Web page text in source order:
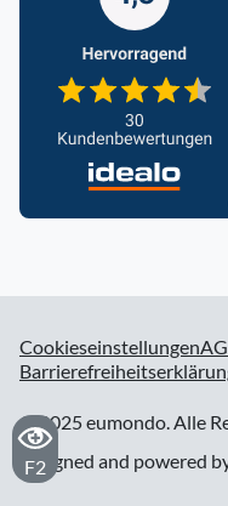
F2
Cookieseinstellungen
© 2025 eumondo. Alle
designed and powered